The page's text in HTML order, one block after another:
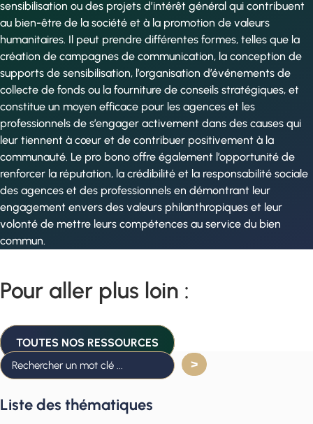
sensibilisation ou des projets d’intérêt général qui contribuent
au bien-être de la société et à la promotion de valeurs
humanitaires. Il peut prendre différentes formes, telles que la
création de campagnes de communication, la conception de
supports de sensibilisation, l’organisation d’événements de
collecte de fonds ou la fourniture de conseils stratégiques, et
constitue un moyen efficace pour les agences et les
professionnels de s’engager activement dans des causes qui
leur tiennent à cœur et de contribuer positivement à la
communauté. Le pro bono offre également l’opportunité de
renforcer la réputation, la crédibilité et la responsabilité sociale
des agences et des professionnels en démontrant leur
engagement envers des valeurs philanthropiques et leur
volonté de mettre leurs compétences au service du bien
commun.
Pour aller plus loin :
TOUTES NOS RESSOURCES
Liste des thématiques